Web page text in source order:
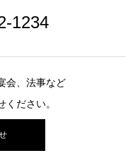
1234
会、法事など
ください。